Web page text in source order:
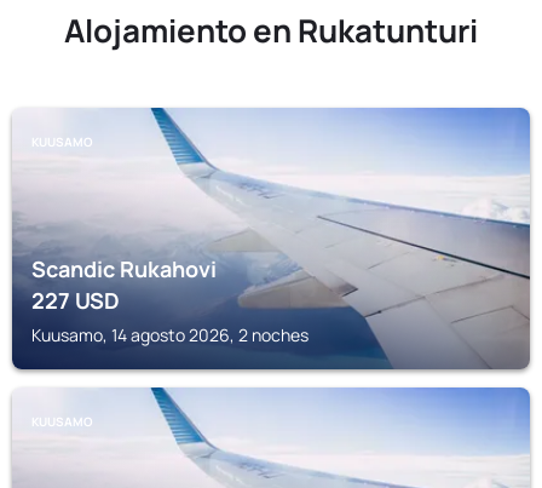
Alojamiento en Rukatunturi
KUUSAMO
Scandic Rukahovi
227USD
Kuusamo, 14 agosto 2026, 2 noches
KUUSAMO